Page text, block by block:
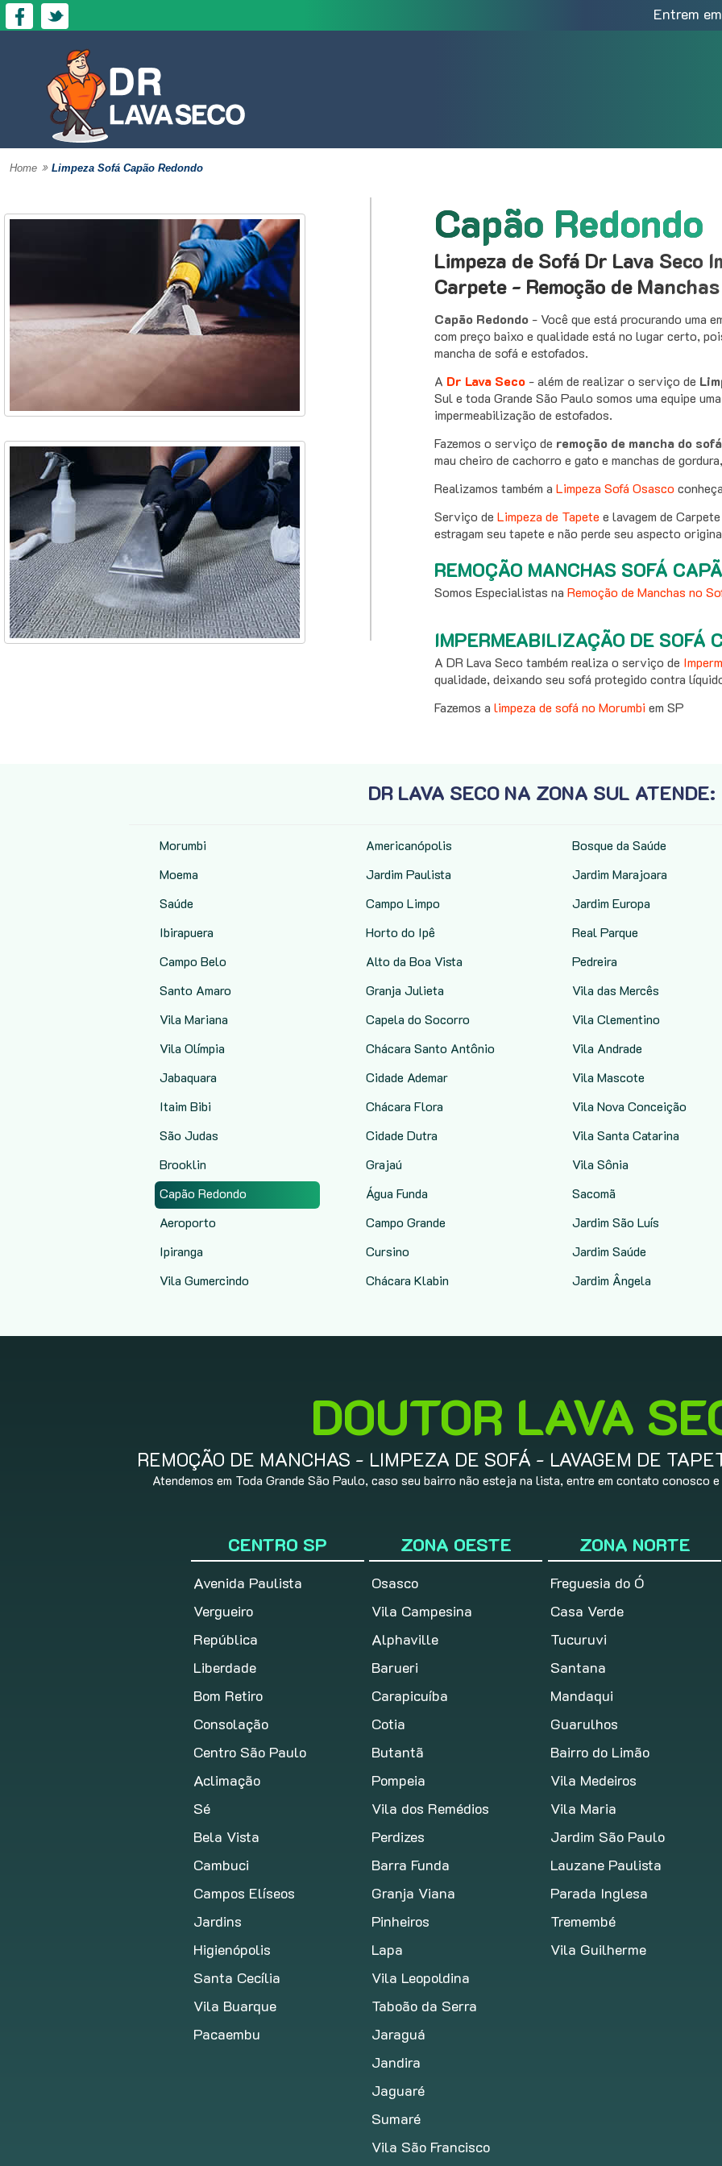
Entrem
Home » Limpeza Sofá Capão Redondo
Capão Redondo
Limpeza de Sofá Dr Lava Seco
Carpete - Remoção de Manchas
Capão Redondo - Você que está procurando uma
com preço baixo e qualidade está no lugar certo,
mancha de sofá e estofados.
A Dr Lava Seco - além de realizar o serviço de
Sul e toda Grande São Paulo somos uma equipe
impermeabilização de estofados.
Fazemos o serviço de remoção de mancha do
mau cheiro de cachorro e gato e manchas de
Realizamos também a Limpeza Sofá Osasco
Serviço de Limpeza de Tapete e lavagem de
estragam seu tapete e não perde seu aspecto
REMOÇÃO MANCHAS SOFÁ
Somos Especialistas na Remoção de Manchas no
IMPERMEABILIZAÇÃO DE SOFÁ
A DR Lava Seco também realiza o serviço de
qualidade, deixando seu sofá protegido contra
Fazemos a limpeza de sofá no Morumbi em SP
DR LAVA SECO NA ZONA SUL ATENDE:
Morumbi
Moema
Saúde
Ibirapuera
Campo Belo
Santo Amaro
Vila Mariana
Vila Olímpia
Jabaquara
Itaim Bibi
São Judas
Brooklin
Capão Redondo
Aeroporto
Ipiranga
Vila Gumercindo
Americanópolis
Jardim Paulista
Campo Limpo
Horto do Ipê
Alto da Boa Vista
Granja Julieta
Capela do Socorro
Chácara Santo Antônio
Cidade Ademar
Chácara Flora
Cidade Dutra
Grajaú
Água Funda
Campo Grande
Cursino
Chácara Klabin
Bosque da Saúde
Jardim Marajoara
Jardim Europa
Real Parque
Pedreira
Vila das Mercês
Vila Clementino
Vila Andrade
Vila Mascote
Vila Nova Conceição
Vila Santa Catarina
Vila Sônia
Sacomã
Jardim São Luís
Jardim Saúde
Jardim Ângela
DOUTOR LAVA
REMOÇÃO DE MANCHAS - LIMPEZA DE SOFÁ - LAVAGEM DE
Atendemos em Toda Grande São Paulo, caso seu bairro não esteja na lista, entre em contato conosco
CENTRO SP
Avenida Paulista
Vergueiro
República
Liberdade
Bom Retiro
Consolação
Centro São Paulo
Aclimação
Sé
Bela Vista
Cambuci
Campos Elíseos
Jardins
Higienópolis
Santa Cecília
Vila Buarque
Pacaembu
ZONA OESTE
Osasco
Vila Campesina
Alphaville
Barueri
Carapicuíba
Cotia
Butantã
Pompeia
Vila dos Remédios
Perdizes
Barra Funda
Granja Viana
Pinheiros
Lapa
Vila Leopoldina
Taboão da Serra
Jaraguá
Jandira
Jaguaré
Sumaré
Vila São Francisco
ZONA NORTE
Freguesia do Ó
Casa Verde
Tucuruvi
Santana
Mandaqui
Guarulhos
Bairro do Limão
Vila Medeiros
Vila Maria
Jardim São Paulo
Lauzane Paulista
Parada Inglesa
Tremembé
Vila Guilherme